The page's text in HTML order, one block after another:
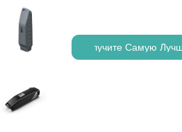
Получите Самую